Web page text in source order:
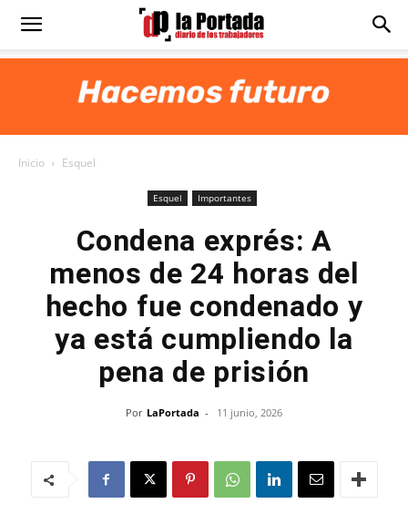
Diario
Inicio Esquel
Esquel Importantes
Condena exprés: A
menos de 24 horas del
hecho fue condenado y
ya está cumpliendo la
pena de prisión
Por LaPortada - 11 junio, 2026